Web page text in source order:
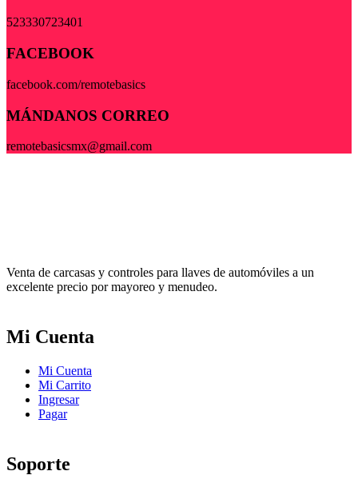
523330723401
FACEBOOK
facebook.com/remotebasics
MÁNDANOS CORREO
remotebasicsmx@gmail.com
Venta de carcasas y controles para llaves de automóviles a un
excelente precio por mayoreo y menudeo.
Mi Cuenta
Mi Cuenta
Mi Carrito
Ingresar
Pagar
Soporte